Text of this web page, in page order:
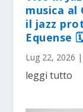
musica al
il jazz
Equense
Lug 22, 2026 |
leggi tutto